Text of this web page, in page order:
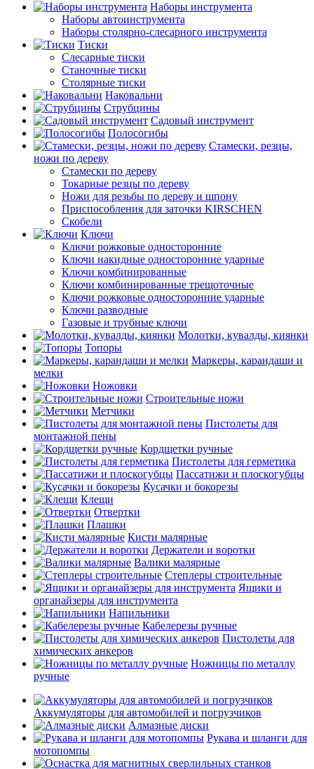
Наборы инструмента
Наборы автоинструмента
Наборы столярно-слесарного инструмента
Тиски
Слесарные тиски
Станочные тиски
Столярные тиски
Наковальни
Струбцины
Садовый инструмент
Полосогибы
Стамески, резцы,
ножи по дереву
Стамески по дереву
Токарные резцы по дереву
Ножи для резьбы по дереву и шпону
Приспособления для заточки KIRSCHEN
Скобели
Ключи
Ключи рожковые односторонние
Ключи накидные односторонние ударные
Ключи комбинированные
Ключи комбинированные трещоточные
Ключи рожковые односторонние ударные
Ключи разводные
Газовые и трубные ключи
Молотки, кувалды, киянки
Топоры
Маркеры, карандаши и
мелки
Ножовки
Строительные ножи
Метчики
Пистолеты для
монтажной пены
Кордщетки ручные
Пистолеты для герметика
Пассатижи и плоскогубцы
Кусачки и бокорезы
Клещи
Отвертки
Плашки
Кисти малярные
Держатели и воротки
Валики малярные
Степлеры строительные
Ящики и
органайзеры для инструмента
Напильники
Кабелерезы ручные
Пистолеты для
химических анкеров
Ножницы по металлу
ручные
Аккумуляторы для автомобилей и погрузчиков
Алмазные диски
Рукава и шланги для
мотопомпы